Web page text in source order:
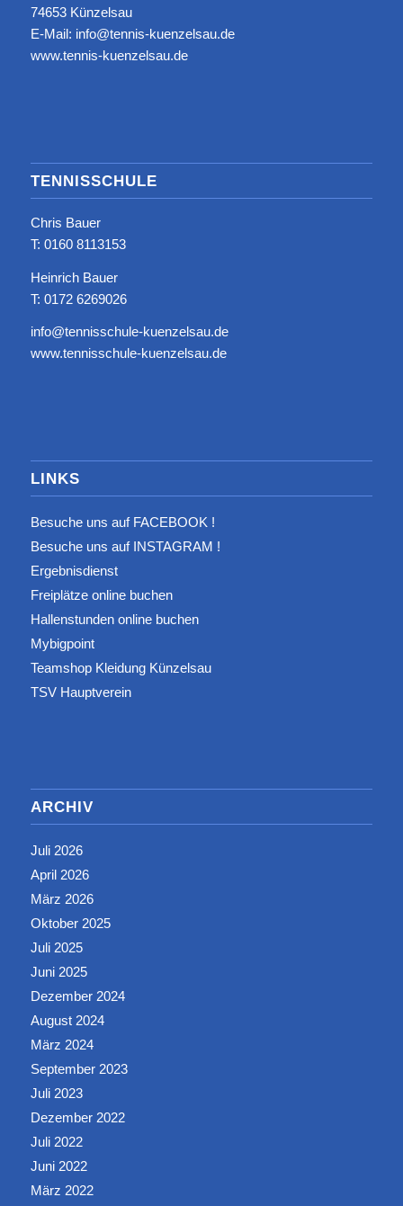
74653 Künzelsau
E-Mail: info@tennis-kuenzelsau.de
www.tennis-kuenzelsau.de
TENNISSCHULE
Chris Bauer
T: ‭0160 8113153‬
Heinrich Bauer
T: 0172 6269026
info@tennisschule-kuenzelsau.de
www.tennisschule-kuenzelsau.de
LINKS
Besuche uns auf FACEBOOK !
Besuche uns auf INSTAGRAM !
Ergebnisdienst
Freiplätze online buchen
Hallenstunden online buchen
Mybigpoint
Teamshop Kleidung Künzelsau
TSV Hauptverein
ARCHIV
Juli 2026
April 2026
März 2026
Oktober 2025
Juli 2025
Juni 2025
Dezember 2024
August 2024
März 2024
September 2023
Juli 2023
Dezember 2022
Juli 2022
Juni 2022
März 2022